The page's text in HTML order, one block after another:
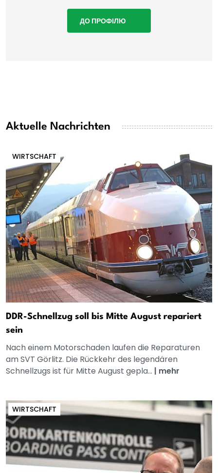
ДО ПРОФІЛЮ
Aktuelle Nachrichten
WIRTSCHAFT
DDR-Schnellzug soll bis Mitte August repariert
sein
Nach einem Motorschaden laufen die Reparaturen
am SVT Görlitz. Die Rückkehr des legendären
Schnellzugs ist für Mitte August gepla... | mehr
WIRTSCHAFT